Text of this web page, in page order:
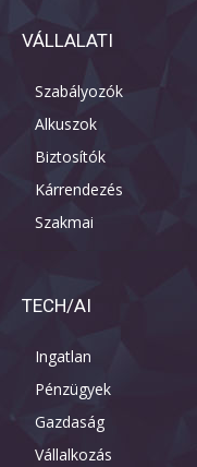
VÁLLALATI
Szabályozók
Alkuszok
Biztosítók
Kárrendezés
Szakmai
TECH/AI
Ingatlan
Pénzügyek
Gazdaság
Vállalkozás